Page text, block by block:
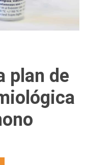
plan de